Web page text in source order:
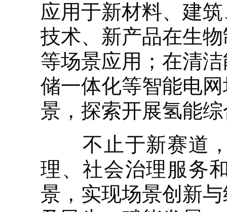
应用于新材料、建
技术、新产品在生
等场景应用；在清
储一体化等智能电
景，探索开展氢能
不止于新赛道，
理、社会治理服务
景，实现场景创新